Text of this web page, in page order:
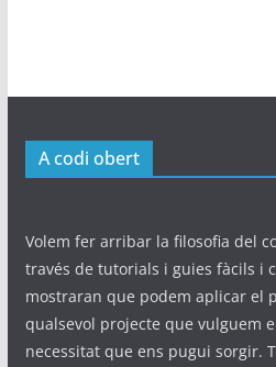
A codi obert
Volem fer arribar la filosofia del
través de tutorials i guies fàcils i
mostraran que podem aplicar el
qualsevol projecte que vulguem
necessitat que ens pugui sorgir.